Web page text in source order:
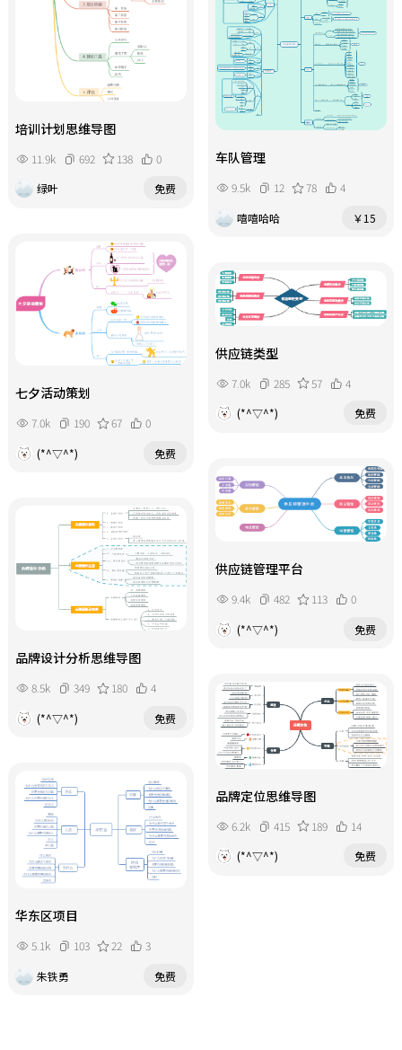
培训计划思维导图
11.9k 692 138
0
绿叶
免费
车队管理
9.5k 12 78
4
嘻嘻哈哈
￥15
七夕活动策划
7.0k 190 67
0
(*^▽^*)
免费
供应链类型
7.0k 285 57
4
(*^▽^*)
免费
供应链管理平台
9.4k 482 113
0
(*^▽^*)
免费
品牌设计分析思维导图
8.5k 349 180
4
(*^▽^*)
免费
品牌定位思维导图
6.2k 415 189
14
(*^▽^*)
免费
华东区项目
5.1k 103 22
3
朱铁勇
免费